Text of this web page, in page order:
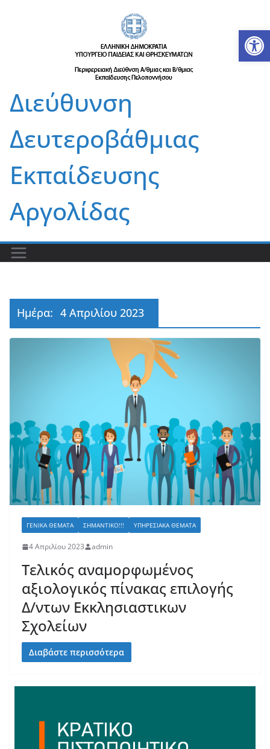
Διεύθυνση
Δευτεροβάθμιας
Εκπαίδευσης
Αργολίδας
Ημέρα: 4 Απριλίου 2023
ΓΕΝΙΚΆ ΘΈΜΑΤΑ ΣΗΜΑΝΤΙΚΌ!!! ΥΠΗΡΕΣΙΑΚΆ ΘΈΜΑΤΑ
4 Απριλίου 2023 admin
Τελικός αναμορφωμένος
αξιολογικός πίνακας επιλογής
Δ/ντων Εκκλησιαστικων
Σχολείων
Διαβάστε περισσότερα